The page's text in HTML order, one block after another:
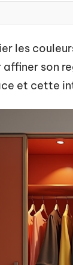
les
son
et cette